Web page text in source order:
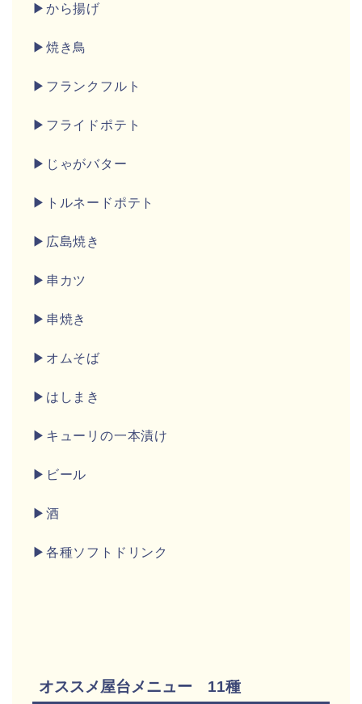
▶から揚げ
▶焼き鳥
▶フランクフルト
▶フライドポテト
▶じゃがバター
▶トルネードポテト
▶広島焼き
▶串カツ
▶串焼き
▶オムそば
▶はしまき
▶キューリの一本漬け
▶ビール
▶酒
▶各種ソフトドリンク
オススメ屋台メニュー 11種